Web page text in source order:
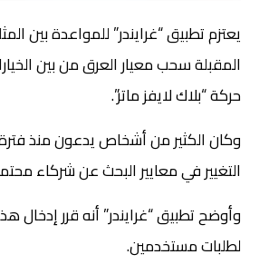
يعتزم تطبيق “غرايندر” للمواعدة بين
المقبلة سحب معيار العرق من بين
حركة “بلاك لايفز ماتر”.
وكان الكثير من أشخاص يدعون منذ
التغيير في معايير البحث عن شركاء
وأوضح تطبيق “غرايندر” أنه قرر إدخال
لطلبات مستخدمين.